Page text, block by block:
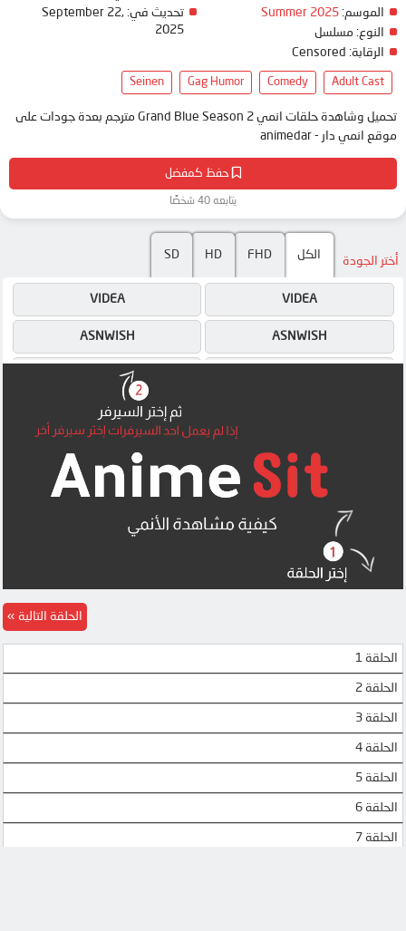
حفظ كمفضل
يتابعه 40 شخصًا
الموسم: Summer 2025
النوع: مسلسل
الرقابة:
تحديث في: September 22,
2025
Adult Cast
Comedy
Gag Humor
Seinen
تحميل وشاهدة حلقات انمي Grand Blue Season 2 مترجم بعدة جودات على
موقع انمي دار - animedar
أختر الجودة الكل FHD
HD
SD
VIDEA
MEGA
MP4UPLOAD
MP4UPLOAD
VIDEA
ASNWISH
ASNWISH
ASNWISH
الحلقة 1
الحلقة 2
الحلقة 3
الحلقة 4
الحلقة 5
الحلقة 6
الحلقة 7
الحلقة التالية